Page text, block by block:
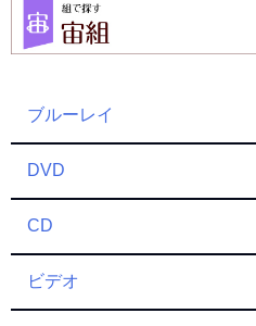
ブルーレイ
DVD
CD
ビデオ